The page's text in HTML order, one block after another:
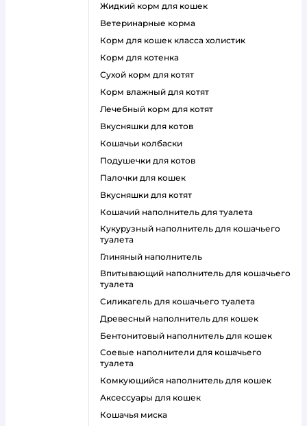
жидкий корм для кошек
ветеринарные корма
корм для кошек класса холистик
корм для котенка
сухой корм для котят
корм влажный для котят
лечебный корм для котят
вкусняшки для котов
кошачьи колбаски
подушечки для котов
палочки для кошек
вкусняшки для котят
кошачий наполнитель для туалета
кукурузный наполнитель для кошачьего
туалета
глиняный наполнитель
впитывающий наполнитель для кошачьего
туалета
силикагель для кошачьего туалета
древесный наполнитель для кошек
бентонитовый наполнитель для кошек
соевые наполнители для кошачьего
туалета
комкующийся наполнитель для кошек
аксессуары для кошек
кошачья миска